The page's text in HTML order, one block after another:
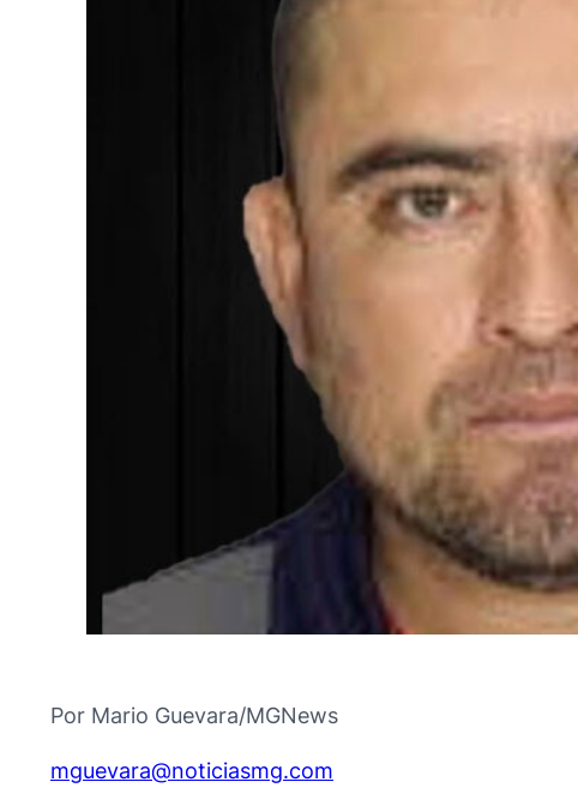
Por Mario Guevara/MGNews
moc.gmsaiciton
@araveugm